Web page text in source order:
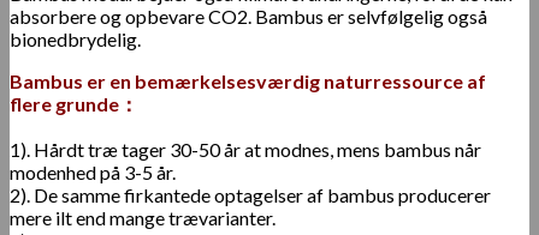
absorbere og opbevare CO2. Bambus er selvfølgelig også
bionedbrydelig.
Bambus er en bemærkelsesværdig naturressource af
flere grunde：
1). Hårdt træ tager 30-50 år at modnes, mens bambus når
modenhed på 3-5 år.
2). De samme firkantede optagelser af bambus producerer
mere ilt end mange trævarianter.